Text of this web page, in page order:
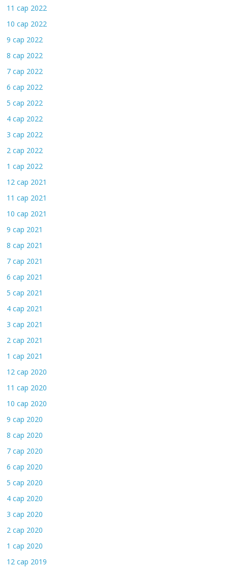
11 сар 2022
10 сар 2022
9 сар 2022
8 сар 2022
7 сар 2022
6 сар 2022
5 сар 2022
4 сар 2022
3 сар 2022
2 сар 2022
1 сар 2022
12 сар 2021
11 сар 2021
10 сар 2021
9 сар 2021
8 сар 2021
7 сар 2021
6 сар 2021
5 сар 2021
4 сар 2021
3 сар 2021
2 сар 2021
1 сар 2021
12 сар 2020
11 сар 2020
10 сар 2020
9 сар 2020
8 сар 2020
7 сар 2020
6 сар 2020
5 сар 2020
4 сар 2020
3 сар 2020
2 сар 2020
1 сар 2020
12 сар 2019